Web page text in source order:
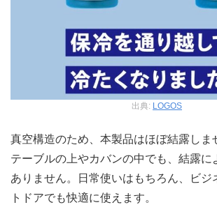
出典: LOGOS
真空構造のため、本製品はほぼ結露しま
テーブルの上やカバンの中でも、結露に
ありません。日常使いはもちろん、ビジ
トドアでも快適に使えます。